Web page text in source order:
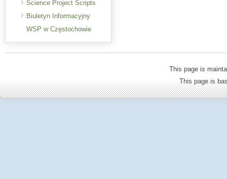
Science Project Scripts
Biuletyn Informacyjny
WSP w Częstochowie
This page is
This page is